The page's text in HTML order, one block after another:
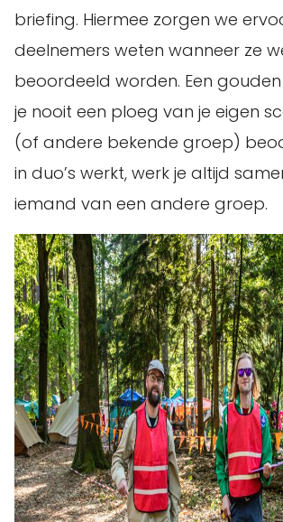
briefing. Hiermee zorgen we
deelnemers weten wanneer ze
beoordeeld worden. Een
je nooit een ploeg van je eigen
(of andere bekende groep)
in duo’s werkt, werk je altijd
iemand van een andere groep.